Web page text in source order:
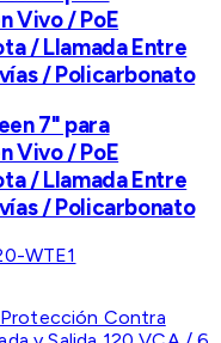
Vivo / PoE
/ Llamada Entre
/ Policarbonato
7" para
Vivo / PoE
/ Llamada Entre
/ Policarbonato
WTE1